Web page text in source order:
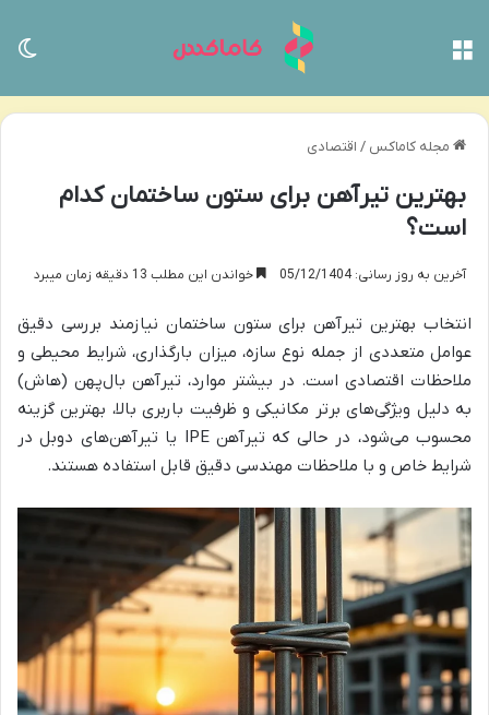
مجله کاماکس / اقتصادی
بهترین تیرآهن برای ستون ساختمان کدام
است؟
آخرین به روز رسانی: 05/12/1404 خواندن این مطلب 13 دقیقه زمان میبرد
انتخاب بهترین تیرآهن برای ستون ساختمان نیازمند بررسی دقیق
عوامل متعددی از جمله نوع سازه، میزان بارگذاری، شرایط محیطی و
ملاحظات اقتصادی است. در بیشتر موارد، تیرآهن بال‌پهن (هاش)
به دلیل ویژگی‌های برتر مکانیکی و ظرفیت باربری بالا، بهترین گزینه
محسوب می‌شود، در حالی که تیرآهن IPE یا تیرآهن‌های دوبل در
شرایط خاص و با ملاحظات مهندسی دقیق قابل استفاده هستند.